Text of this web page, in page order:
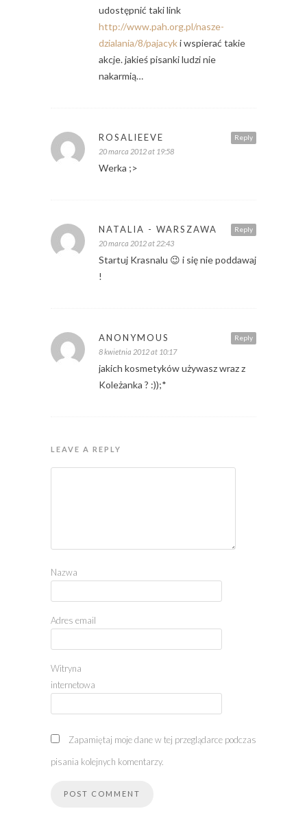
udostępnić taki link
http://www.pah.org.pl/nasze-
dzialania/8/pajacyki wspierać takie
akcje. jakieś pisanki ludzi nie
nakarmią…
Reply
ROSALIEEVE
20 marca 2012 at 19:58
Werka ;>
Reply
NATALIA - WARSZAWA
20 marca 2012 at 22:43
Startuj Krasnalu 😉 i się nie poddawaj
!
Reply
ANONYMOUS
8 kwietnia 2012 at 10:17
jakich kosmetyków używasz wraz z
Koleżanka ? :));*
LEAVE A REPLY
Nazwa
Adres email
Witryna
internetowa
Zapamiętaj moje dane w tej przeglądarce podczas
pisania kolejnych komentarzy.